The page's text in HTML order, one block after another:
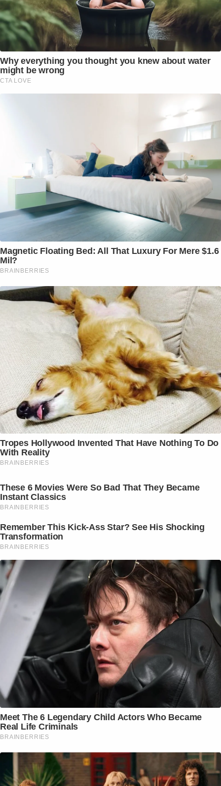
Why everything you thought you knew about water
might be wrong
CTA LOVE
Magnetic Floating Bed: All That Luxury For Mere $1.6
Mil?
BRAINBERRIES
Tropes Hollywood Invented That Have Nothing To Do
With Reality
BRAINBERRIES
These 6 Movies Were So Bad That They Became
Instant Classics
BRAINBERRIES
Remember This Kick-Ass Star? See His Shocking
Transformation
BRAINBERRIES
Meet The 6 Legendary Child Actors Who Became
Real Life Criminals
BRAINBERRIES